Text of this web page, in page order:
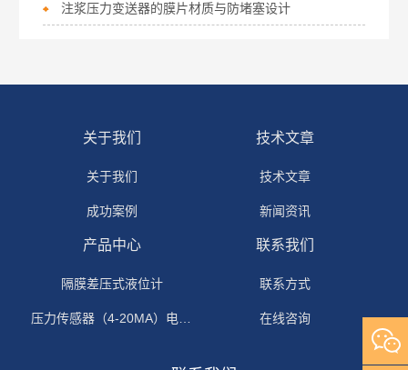
注浆压力变送器的膜片材质与防堵塞设计
关于我们
关于我们
成功案例
技术文章
技术文章
新闻资讯
产品中心
隔膜差压式液位计
压力传感器（4-20MA）电流输出
联系我们
联系方式
在线咨询